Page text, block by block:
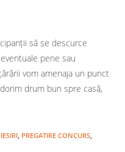
să se descurce
pene sau
vom amenaja un punct
drum bun spre casă,
IESIRI PREGATIRE CONCURS